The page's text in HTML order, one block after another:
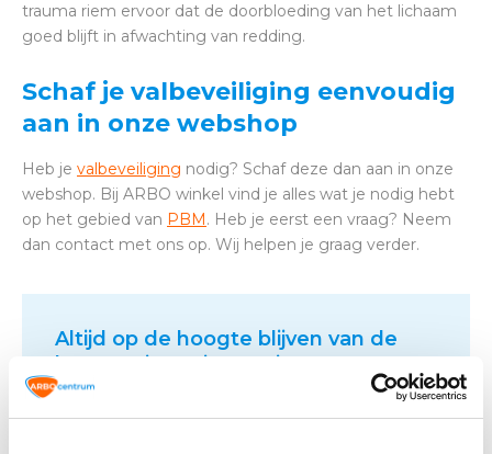
trauma riem ervoor dat de doorbloeding van het lichaam
goed blijft in afwachting van redding.
Schaf je valbeveiliging eenvoudig
aan in onze webshop
Heb je valbeveiliging nodig? Schaf deze dan aan in onze
webshop. Bij ARBO winkel vind je alles wat je nodig hebt
op het gebied van PBM. Heb je eerst een vraag? Neem
dan contact met ons op. Wij helpen je graag verder.
Altijd op de hoogte blijven van de
laatste nieuwtjes, acties en meer?
Schrijf je in voor onze nieuwsbrief!